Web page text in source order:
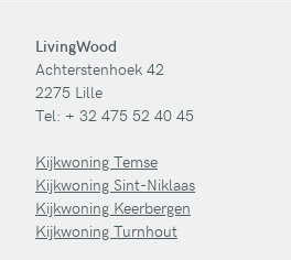
LivingWood
Achterstenhoek 42
2275 Lille
Tel: + 32 475 52 40 45
Kijkwoning Temse
Kijkwoning Sint-Niklaas
Kijkwoning Keerbergen
Kijkwoning Turnhout